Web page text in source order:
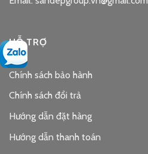
HỖ TRỢ
Chính sách bảo hành
Chính sách đổi trả
Hướng dẫn đặt hàng
Hướng dẫn thanh toán